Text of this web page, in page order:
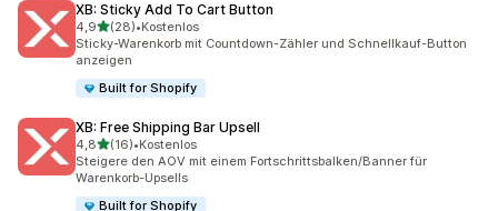
XB: Sticky Add To Cart Button
4,9von 5 Sternen
(28)
28 Rezensionen insgesamt
•Kostenlos
Sticky-Warenkorb mit Countdown-Zähler und Schnellkauf-Button
anzeigen
Built for Shopify
XB: Free Shipping Bar Upsell
4,8von 5 Sternen
(16)
16 Rezensionen insgesamt
•Kostenlos
Steigere den AOV mit einem Fortschrittsbalken/Banner für
Warenkorb-Upsells
Built for Shopify